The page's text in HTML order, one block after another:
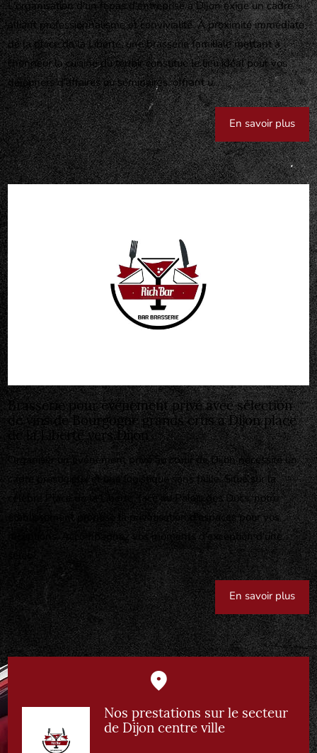
L'organisation d'un repas d'entreprise à Dijon exige un cadre
alliant professionnalisme et convivialité. À proximité immédiate
de la place de la Liberté, une brasserie familiale mettant à
l'honneur la cuisine du terroir constitue le lieu idéal pour vos
déjeuners d'affaires ou séminaires, offrant u...
En savoir plus
Brasserie pour événement privé avec sélection
de vins de Bourgogne grands crus à Dijon place
de la Liberté vers Dijon
Organiser un événement privé au cœur de Dijon nécessite un
cadre prestigieux et une logistique sans faille. Situé sur la
célèbre Place de la Liberté, face au Palais des Ducs, notre
établissement propose la privatisation d'espaces pour vos
réceptions. Accompagnez vos moments d'exception d'une
En savoir plus
Nos prestations sur le secteur
de Dijon centre ville